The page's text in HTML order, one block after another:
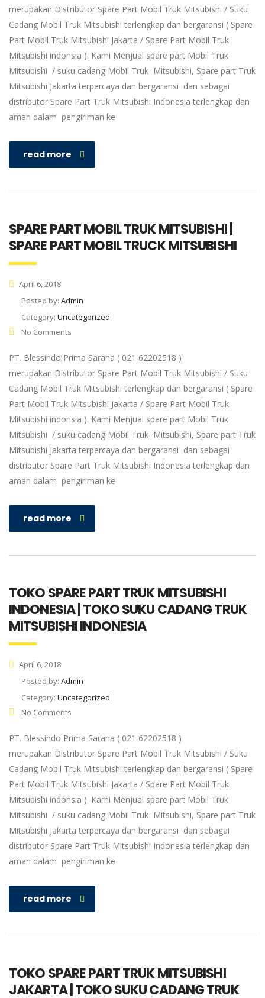
merupakan Distributor Spare Part Mobil Truk Mitsubishi / Suku
Cadang Mobil Truk Mitsubishi terlengkap dan bergaransi ( Spare
Part Mobil Truk Mitsubishi Jakarta / Spare Part Mobil Truk
Mitsubishi indonsia ). Kami Menjual spare part Mobil Truk
Mitsubishi / suku cadang Mobil Truk Mitsubishi, Spare part Truk
Mitsubishi Jakarta terpercaya dan bergaransi dan sebagai
distributor Spare Part Truk Mitsubishi Indonesia terlengkap dan
aman dalam pengiriman ke
read more
SPARE PART MOBIL TRUK MITSUBISHI |
SPARE PART MOBIL TRUCK MITSUBISHI
April 6, 2018
Posted by: Admin
Category: Uncategorized
No Comments
PT. Blessindo Prima Sarana ( 021 62202518 )
merupakan Distributor Spare Part Mobil Truk Mitsubishi / Suku
Cadang Mobil Truk Mitsubishi terlengkap dan bergaransi ( Spare
Part Mobil Truk Mitsubishi Jakarta / Spare Part Mobil Truk
Mitsubishi indonsia ). Kami Menjual spare part Mobil Truk
Mitsubishi / suku cadang Mobil Truk Mitsubishi, Spare part Truk
Mitsubishi Jakarta terpercaya dan bergaransi dan sebagai
distributor Spare Part Truk Mitsubishi Indonesia terlengkap dan
aman dalam pengiriman ke
read more
TOKO SPARE PART TRUK MITSUBISHI
INDONESIA | TOKO SUKU CADANG TRUK
MITSUBISHI INDONESIA
April 6, 2018
Posted by: Admin
Category: Uncategorized
No Comments
PT. Blessindo Prima Sarana ( 021 62202518 )
merupakan Distributor Spare Part Mobil Truk Mitsubishi / Suku
Cadang Mobil Truk Mitsubishi terlengkap dan bergaransi ( Spare
Part Mobil Truk Mitsubishi Jakarta / Spare Part Mobil Truk
Mitsubishi indonsia ). Kami Menjual spare part Mobil Truk
Mitsubishi / suku cadang Mobil Truk Mitsubishi, Spare part Truk
Mitsubishi Jakarta terpercaya dan bergaransi dan sebagai
distributor Spare Part Truk Mitsubishi Indonesia terlengkap dan
aman dalam pengiriman ke
read more
TOKO SPARE PART TRUK MITSUBISHI
JAKARTA | TOKO SUKU CADANG TRUK